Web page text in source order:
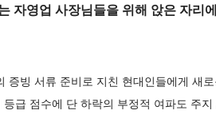
자영업 사장님들을 위해 앉은 자리
증빙 서류 준비로 지친 현대인들에게 새
급 점수에 단 하락의 부정적 여파도 주